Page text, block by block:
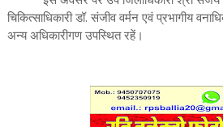
चिकित्साधिकारी डॉ. संजीव वर्मन एवं प्रभागीय
अन्य अधिकारीगण उपस्थित रहें।